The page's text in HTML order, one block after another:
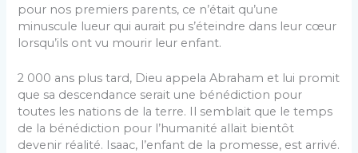
pour nos premiers parents, ce n’était qu’une
minuscule lueur qui aurait pu s’éteindre dans leur cœur
lorsqu’ils ont vu mourir leur enfant.
2 000 ans plus tard, Dieu appela Abraham et lui promit
que sa descendance serait une bénédiction pour
toutes les nations de la terre. Il semblait que le temps
de la bénédiction pour l’humanité allait bientôt
devenir réalité. Isaac, l’enfant de la promesse, est arrivé.